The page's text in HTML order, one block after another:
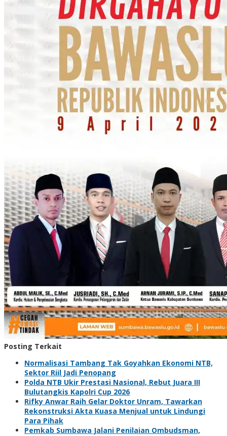
Posting Terkait
Normalisasi Tambang Tak Goyahkan Ekonomi NTB,
Sektor Riil Jadi Penopang
Polda NTB Ukir Prestasi Nasional, Rebut Juara III
Bulutangkis Kapolri Cup 2026
Rifky Anwar Raih Gelar Doktor Unram, Tawarkan
Rekonstruksi Akta Kuasa Menjual untuk Lindungi
Para Pihak
Pemkab Sumbawa Jalani Penilaian Ombudsman,